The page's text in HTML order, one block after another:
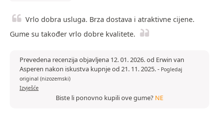
Vrlo dobra usluga. Brza dostava i atraktivne cijene.
Gume su također vrlo dobre kvalitete.
Prevedena recenzija objavljena 12. 01. 2026. od Erwin van
Asperen nakon iskustva kupnje od 21. 11. 2025.- Pogledaj
original (nizozemski)
Izvješće
Biste li ponovno kupili ove gume? NE